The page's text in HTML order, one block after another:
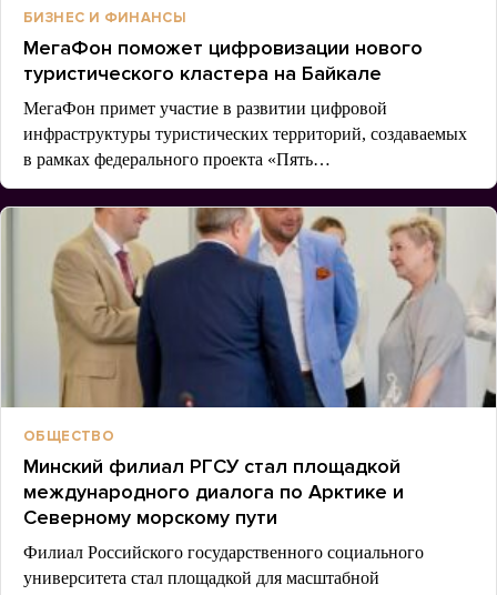
БИЗНЕС И ФИНАНСЫ
МегаФон поможет цифровизации нового
туристического кластера на Байкале
МегаФон примет участие в развитии цифровой
инфраструктуры туристических территорий, создаваемых
в рамках федерального проекта «Пять…
ОБЩЕСТВО
Минский филиал РГСУ стал площадкой
международного диалога по Арктике и
Северному морскому пути
Филиал Российского государственного социального
университета стал площадкой для масштабной